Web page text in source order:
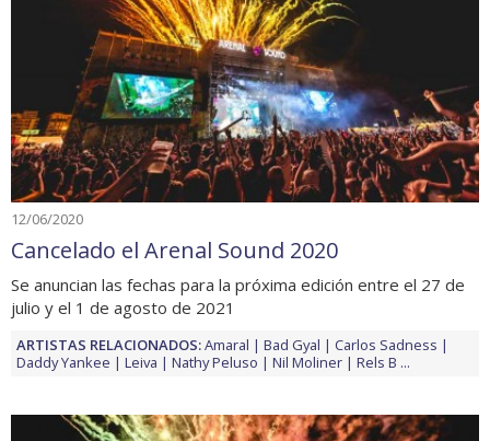
12/06/2020
Cancelado el Arenal Sound 2020
Se anuncian las fechas para la próxima edición entre el 27 de
julio y el 1 de agosto de 2021
ARTISTAS RELACIONADOS:Amaral Bad Gyal
Carlos Sadness
Daddy Yankee
Leiva Nathy Peluso Nil Moliner Rels B ...